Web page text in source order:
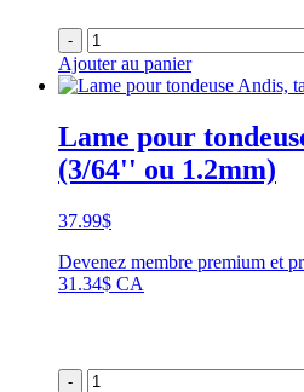
-
Ajouter au panier
Lame pour
(3/64'' ou 1.2mm)
37.99$
Devenez membre premium et
31.34$ CA
-